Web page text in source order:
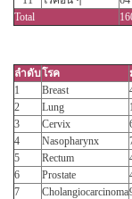
Total
ลำดับโรค
1
Breast
2
Lung
3
Cervix
4
Nasopharynx
5
Rectum
6
Prostate
7
Cholangiocarcinoma